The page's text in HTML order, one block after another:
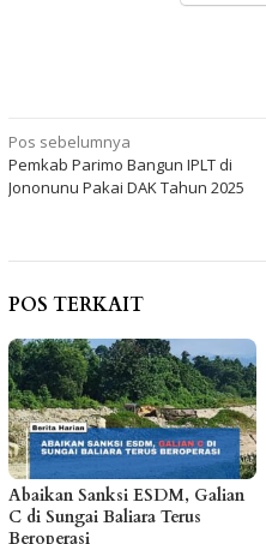
Navigasi
pos
Pos sebelumnya
Pemkab Parimo Bangun IPLT di
Jononunu Pakai DAK Tahun 2025
POS TERKAIT
Abaikan Sanksi ESDM, Galian
C di Sungai Baliara Terus
Beroperasi